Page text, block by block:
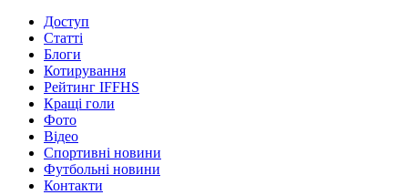
Доступ
Статті
Блоги
Котирування
Рейтинг IFFHS
Кращі голи
Фото
Відео
Спортивні новини
Футбольні новини
Контакти